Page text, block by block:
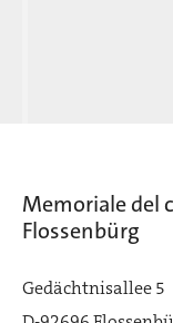
Memoriale del
Flossenbürg
Gedächtnisallee 5